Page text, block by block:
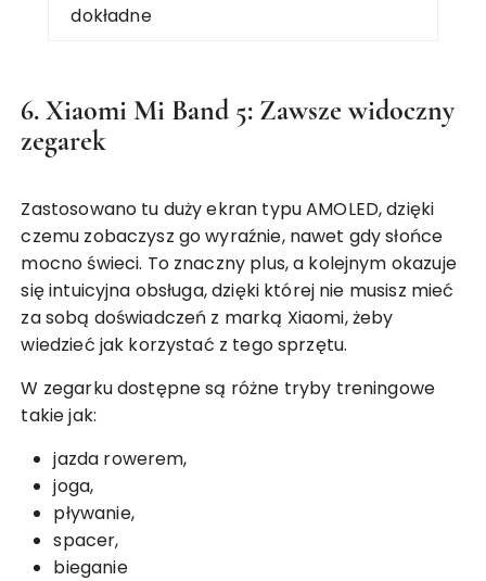
dokładne
6. Xiaomi Mi Band 5: Zawsze widoczny
zegarek
Zastosowano tu duży ekran typu AMOLED, dzięki
czemu zobaczysz go wyraźnie, nawet gdy słońce
mocno świeci. To znaczny plus, a kolejnym okazuje
się intuicyjna obsługa, dzięki której nie musisz mieć
za sobą doświadczeń z marką Xiaomi, żeby
wiedzieć jak korzystać z tego sprzętu.
W zegarku dostępne są różne tryby treningowe
takie jak:
jazda rowerem,
joga,
pływanie,
spacer,
bieganie